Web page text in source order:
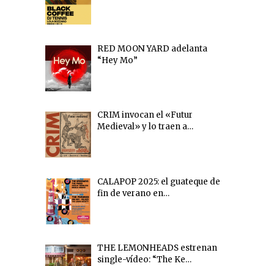
RED MOON YARD adelanta
“Hey Mo”
CRIM invocan el «Futur
Medieval» y lo traen a…
CALAPOP 2025: el guateque de
fin de verano en…
THE LEMONHEADS estrenan
single-vídeo: “The Ke…